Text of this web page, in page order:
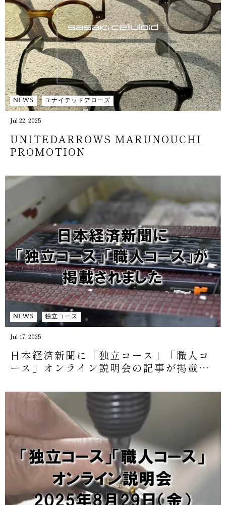
NEWS ユナイテッドアローズ
Jul 22, 2025
UNITEDARROWS MARUNOUCHI
PROMOTION
NEWS 独立コース
Jul 17, 2025
日本経済新聞に「独立コース」「職人コ
ース」オンライン説明会の記事が掲載さ